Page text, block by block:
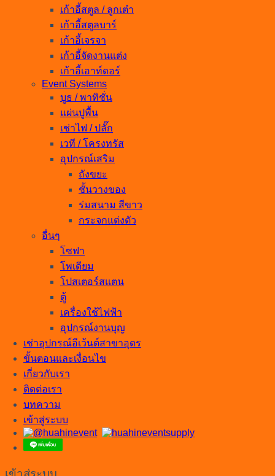
เก้าอี้สตูล / ลูกเต๋า
เก้าอี้สตูลบาร์
เก้าอี้เจรจา
เก้าอี้จัดงานแต่ง
เก้าอี้เอาท์ดอร์
Event Systems
บูธ / พาทิชั่น
แผ่นปูพื้น
เช่าไฟ / ปลั๊ก
เวที / โครงทรัส
อุปกรณ์เสริม
ถังขยะ
ชั้นวางของ
ร่มสนาม สีขาว
กระจกแต่งตัว
อื่นๆ
โซฟา
โพเดียม
โปสเตอร์สแตน
ตู้
เครื่องใช้ไฟฟ้า
อุปกรณ์งานบุญ
เช่าอุปกรณ์อีเว้นต์สาขาอุดร
ขั้นตอนและเงื่อนไข
เกี่ยวกับเรา
ติดต่อเรา
บทความ
เข้าสู่ระบบ